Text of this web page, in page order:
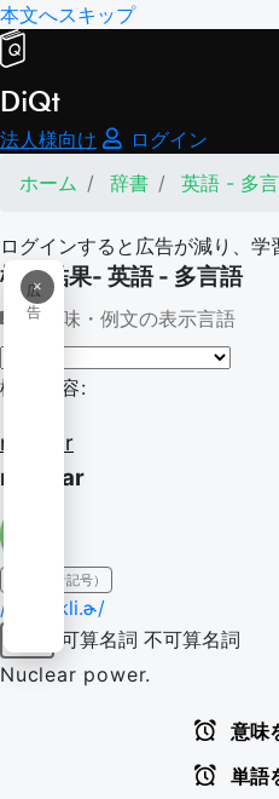
本文へスキップ
DiQt
法人様向け
ログイン
ホーム
辞書 英語 - 多
ログインすると広告が減り、学
×
広
告
検索結果- 英語 - 多言語
意味・例文の表示言語
検索内容:
nuclear
nuclear
IPA（発音記号）
/ˈn(j)u.kli.ɚ/
可算名詞 不可算名詞
Nuclear power.
意味
単語